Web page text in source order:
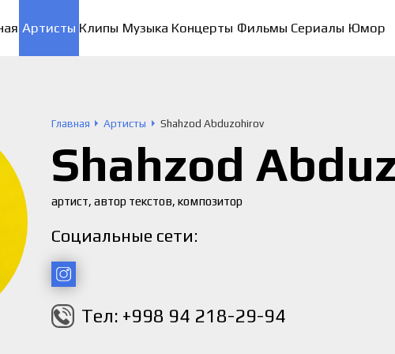
Артисты Клипы Музыка Концерты Фильмы Сериалы Юмор
Главная Артисты Shahzod Abduzohirov
Shahzod
артист, автор текстов, композитор
Социальные сети:
Тел: +998 94 218-29-94